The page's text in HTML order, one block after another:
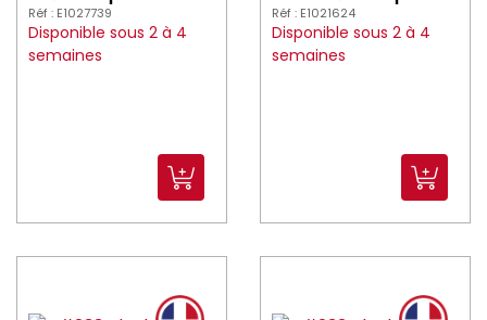
Réf : E1027739
Disponible sous 2 à 4
semaines
Réf : E1021624
Disponible sous 2 à 4
semaines